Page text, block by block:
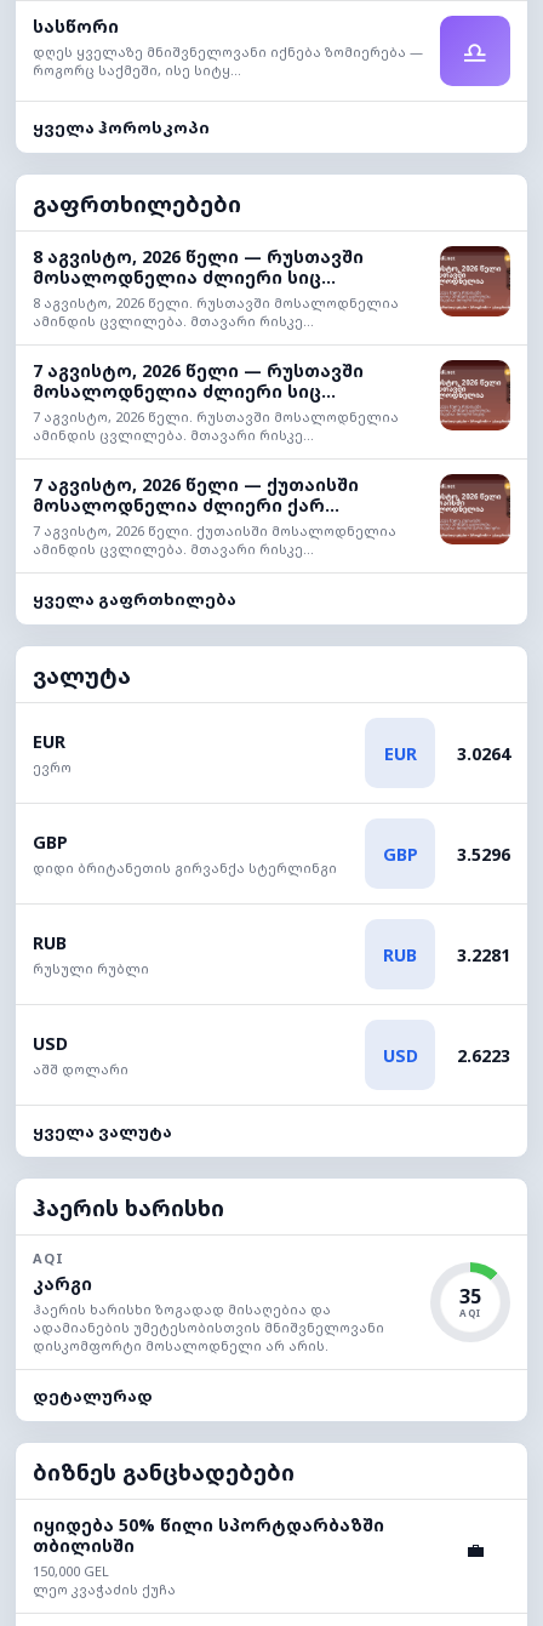
სასწორი
დღეს ყველაზე მნიშვნელოვანი იქნება ზომიერება —
როგორც საქმეში, ისე სიტყ...
♎
ყველა ჰოროსკოპი
გაფრთხილებები
8 აგვისტო, 2026 წელი — რუსთავში
მოსალოდნელია ძლიერი სიც...
8 აგვისტო, 2026 წელი. რუსთავში მოსალოდნელია
ამინდის ცვლილება. მთავარი რისკე...
7 აგვისტო, 2026 წელი — რუსთავში
მოსალოდნელია ძლიერი სიც...
7 აგვისტო, 2026 წელი. რუსთავში მოსალოდნელია
ამინდის ცვლილება. მთავარი რისკე...
7 აგვისტო, 2026 წელი — ქუთაისში
მოსალოდნელია ძლიერი ქარ...
7 აგვისტო, 2026 წელი. ქუთაისში მოსალოდნელია
ამინდის ცვლილება. მთავარი რისკე...
ყველა გაფრთხილება
ვალუტა
EUR
ევრო
EUR 3.0264
GBP
დიდი ბრიტანეთის გირვანქა სტერლინგი
GBP 3.5296
RUB
რუსული რუბლი
RUB 3.2281
USD
აშშ დოლარი
USD 2.6223
ყველა ვალუტა
ჰაერის ხარისხი
AQI
კარგი
ჰაერის ხარისხი ზოგადად მისაღებია და
ადამიანების უმეტესობისთვის მნიშვნელოვანი
დისკომფორტი მოსალოდნელი არ არის.
35
AQI
დეტალურად
ბიზნეს განცხადებები
იყიდება 50% წილი სპორტდარბაზში
თბილისში
150,000 GEL
ლეო კვაჭაძის ქუჩა
💼